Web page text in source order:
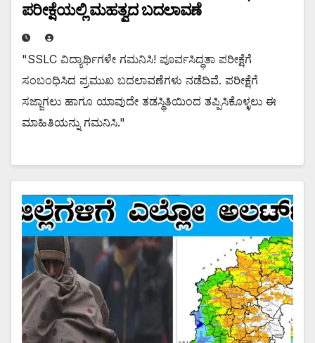
ಪರೀಕ್ಷೆಯಲ್ಲಿ ಮಹತ್ವದ ಬದಲಾವಣೆ
"SSLC ವಿದ್ಯಾರ್ಥಿಗಳೇ ಗಮನಿಸಿ! ಪೂರ್ವಸಿದ್ಧತಾ ಪರೀಕ್ಷೆಗೆ
ಸಂಬಂಧಿಸಿದ ಪ್ರಮುಖ ಬದಲಾವಣೆಗಳು ನಡೆದಿವೆ. ಪರೀಕ್ಷೆಗೆ
ಸಜ್ಜಾಗಲು ಹಾಗೂ ಯಾವುದೇ ತಡಸ್ಥಿತಿಯಿಂದ ತಪ್ಪಿಸಿಕೊಳ್ಳಲು ಈ
ಮಾಹಿತಿಯನ್ನು ಗಮನಿಸಿ."